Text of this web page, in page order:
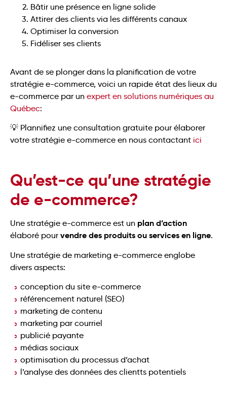
Bâtir une présence en ligne solide
Attirer des clients via les différents canaux
Optimiser la conversion
Fidéliser ses clients
Avant de se plonger dans la planification de votre
stratégie e-commerce, voici un rapide état des lieux du
e-commerce par un expert en solutions numériques au
Québec:
💡 Plannifiez une consultation gratuite pour élaborer
votre stratégie e-commerce en nous contactant ici
Qu’est-ce qu’une stratégie
de e-commerce?
Une stratégie e-commerce est un plan d’action
élaboré pour vendre des produits ou services en ligne.
Une stratégie de marketing e-commerce englobe
divers aspects:
conception du site e-commerce
référencement naturel (SEO)
marketing de contenu
marketing par courriel
publicié payante
médias sociaux
optimisation du processus d’achat
l’analyse des données des clientts potentiels